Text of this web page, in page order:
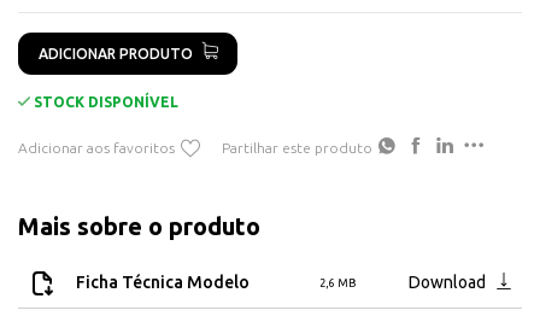
Corpo: Aluminio RAL7045
Orientação: -180º/+180º
Dimensões: 390mm x 306mm x 56mm
Disponível em:
5000K
ADICIONAR PRODUTO
STOCK DISPONÍVEL
Adicionar aos favoritos Partilhar este produto
Mais sobre o produto
Ficha Técnica Modelo 2,6 MB Download